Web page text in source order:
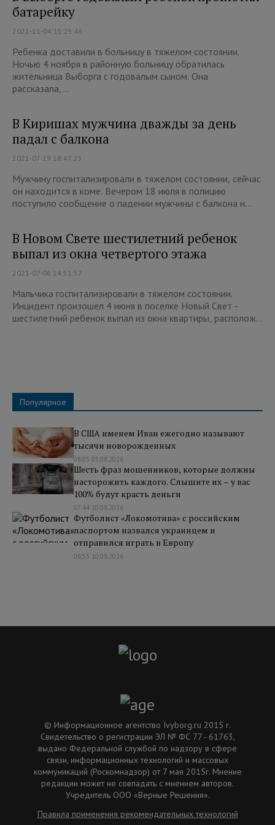
батарейку
2021-11-04 15:25:46
Ребенка доставили в больницу в тяжелом состоянии.
Ночью 4 ноября в районную больницу обратилась
жительница Выборга с годовалым сыном. Она
рассказала,...
В Киришах мужчина дважды за день
падал с балкона
2021-07-19 18:47:25
Мужчину госпитализировали в тяжелом состоянии, сейчас
он находится в коме. Вечером 18 июля в полицию
поступило сообщение о падении мужчины с балкона н...
В Новом Свете шестилетний ребенок
выпал из окна четвертого этажа
2021-07-06 14:51:57
Мальчика госпитализировали в тяжелом состоянии.
Инцидент произошел 4 июня в поселке Новый Свет -
шестилетний ребенок выпал из окна квартиры, располож...
Популярное
В США именем Иван ежегодно называют
тысячи новорожденных
08:05 05.08.2026
Шесть фраз мошенников, которые должны
насторожить каждого. Слышите их – у вас
100% будут красть деньги
07:44 10.08.2026
Футболист «Локомотива» с российским
паспортом назвался украинцем и
отправился играть в Европу
06:55 10.08.2026
© Информационное агентство Ivyborg.ru 2015 г.
Свидетельство о регистрации ЭЛ № ФС 77 - 61763,
выдано Федеральной службой по надзору в сфере
связи, информационных технологий и массовых
коммуникаций (Роскомнадзор) от 7 мая 2015г. Мнение
редакции может не совпадать с мнением авторов.
Учредитель ООО «Верные Решения».
Правила применения рекомендательных технологий